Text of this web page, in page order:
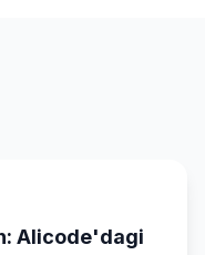
Alicode'dagi